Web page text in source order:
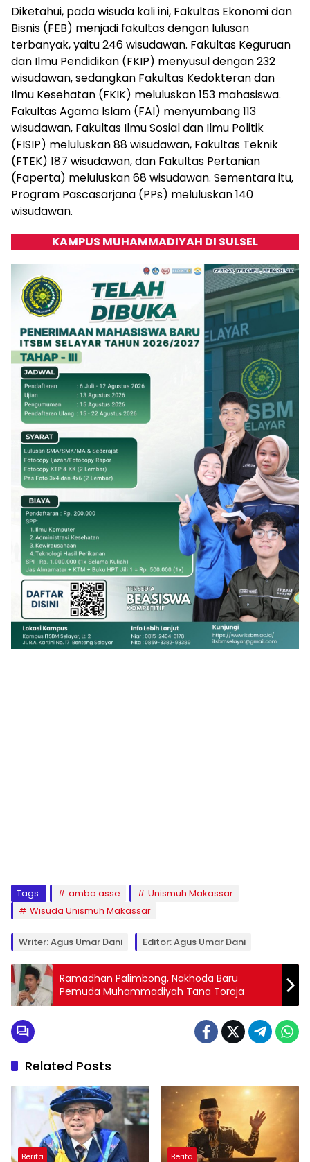
Diketahui, pada wisuda kali ini, Fakultas Ekonomi dan
Bisnis (FEB) menjadi fakultas dengan lulusan
terbanyak, yaitu 246 wisudawan. Fakultas Keguruan
dan Ilmu Pendidikan (FKIP) menyusul dengan 232
wisudawan, sedangkan Fakultas Kedokteran dan
Ilmu Kesehatan (FKIK) meluluskan 153 mahasiswa.
Fakultas Agama Islam (FAI) menyumbang 113
wisudawan, Fakultas Ilmu Sosial dan Ilmu Politik
(FISIP) meluluskan 88 wisudawan, Fakultas Teknik
(FTEK) 187 wisudawan, dan Fakultas Pertanian
(Faperta) meluluskan 68 wisudawan. Sementara itu,
Program Pascasarjana (PPs) meluluskan 140
wisudawan.
KAMPUS MUHAMMADIYAH DI SULSEL
Tags: ambo asse
Unismuh Makassar
Wisuda Unismuh Makassar
Writer: Agus Umar Dani Editor: Agus Umar Dani
Ramadhan Palimbong, Nakhoda Baru
Pemuda Muhammadiyah Tana Toraja
Related Posts
Berita Berita